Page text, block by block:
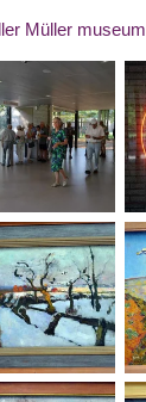
Müller museum